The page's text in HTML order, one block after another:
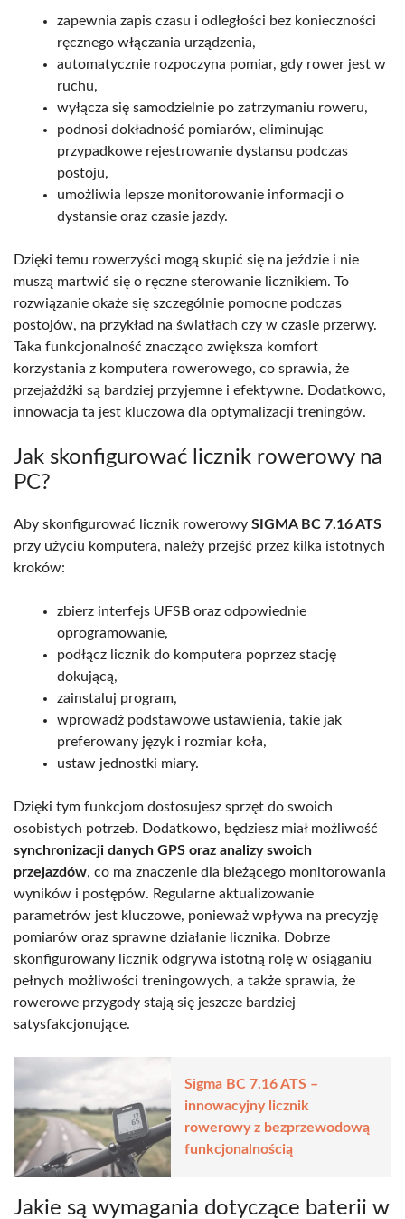
zapewnia zapis czasu i odległości bez konieczności
ręcznego włączania urządzenia,
automatycznie rozpoczyna pomiar, gdy rower jest w
ruchu,
wyłącza się samodzielnie po zatrzymaniu roweru,
podnosi dokładność pomiarów, eliminując
przypadkowe rejestrowanie dystansu podczas
postoju,
umożliwia lepsze monitorowanie informacji o
dystansie oraz czasie jazdy.
Dzięki temu rowerzyści mogą skupić się na jeździe i nie
muszą martwić się o ręczne sterowanie licznikiem. To
rozwiązanie okaże się szczególnie pomocne podczas
postojów, na przykład na światłach czy w czasie przerwy.
Taka funkcjonalność znacząco zwiększa komfort
korzystania z komputera rowerowego, co sprawia, że
przejażdżki są bardziej przyjemne i efektywne. Dodatkowo,
innowacja ta jest kluczowa dla optymalizacji treningów.
Jak skonfigurować licznik rowerowy na
PC?
Aby skonfigurować licznik rowerowy SIGMA BC 7.16 ATS
przy użyciu komputera, należy przejść przez kilka istotnych
kroków:
zbierz interfejs UFSB oraz odpowiednie
oprogramowanie,
podłącz licznik do komputera poprzez stację
dokującą,
zainstaluj program,
wprowadź podstawowe ustawienia, takie jak
preferowany język i rozmiar koła,
ustaw jednostki miary.
Dzięki tym funkcjom dostosujesz sprzęt do swoich
osobistych potrzeb. Dodatkowo, będziesz miał możliwość
synchronizacji danych GPS oraz analizy swoich
przejazdów, co ma znaczenie dla bieżącego monitorowania
wyników i postępów. Regularne aktualizowanie
parametrów jest kluczowe, ponieważ wpływa na precyzję
pomiarów oraz sprawne działanie licznika. Dobrze
skonfigurowany licznik odgrywa istotną rolę w osiąganiu
pełnych możliwości treningowych, a także sprawia, że
rowerowe przygody stają się jeszcze bardziej
satysfakcjonujące.
Sigma BC 7.16 ATS –
innowacyjny licznik
rowerowy z bezprzewodową
funkcjonalnością
Jakie są wymagania dotyczące baterii w